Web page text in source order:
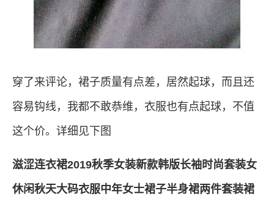
穿了来评论，裙子质量有点差，居然起球，而且还
容易钩线，我都不敢恭维，衣服也有点起球，不值
这个价。详细见下图
滋涩连衣裙2019秋季女装新款韩版长袖时尚套装女
休闲秋天大码衣服中年女士裙子半身裙两件套装裙